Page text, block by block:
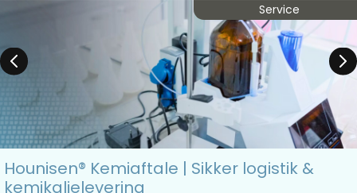
Service
Hounisen® Kemiaftale | Sikker logistik &
kemikalielevering